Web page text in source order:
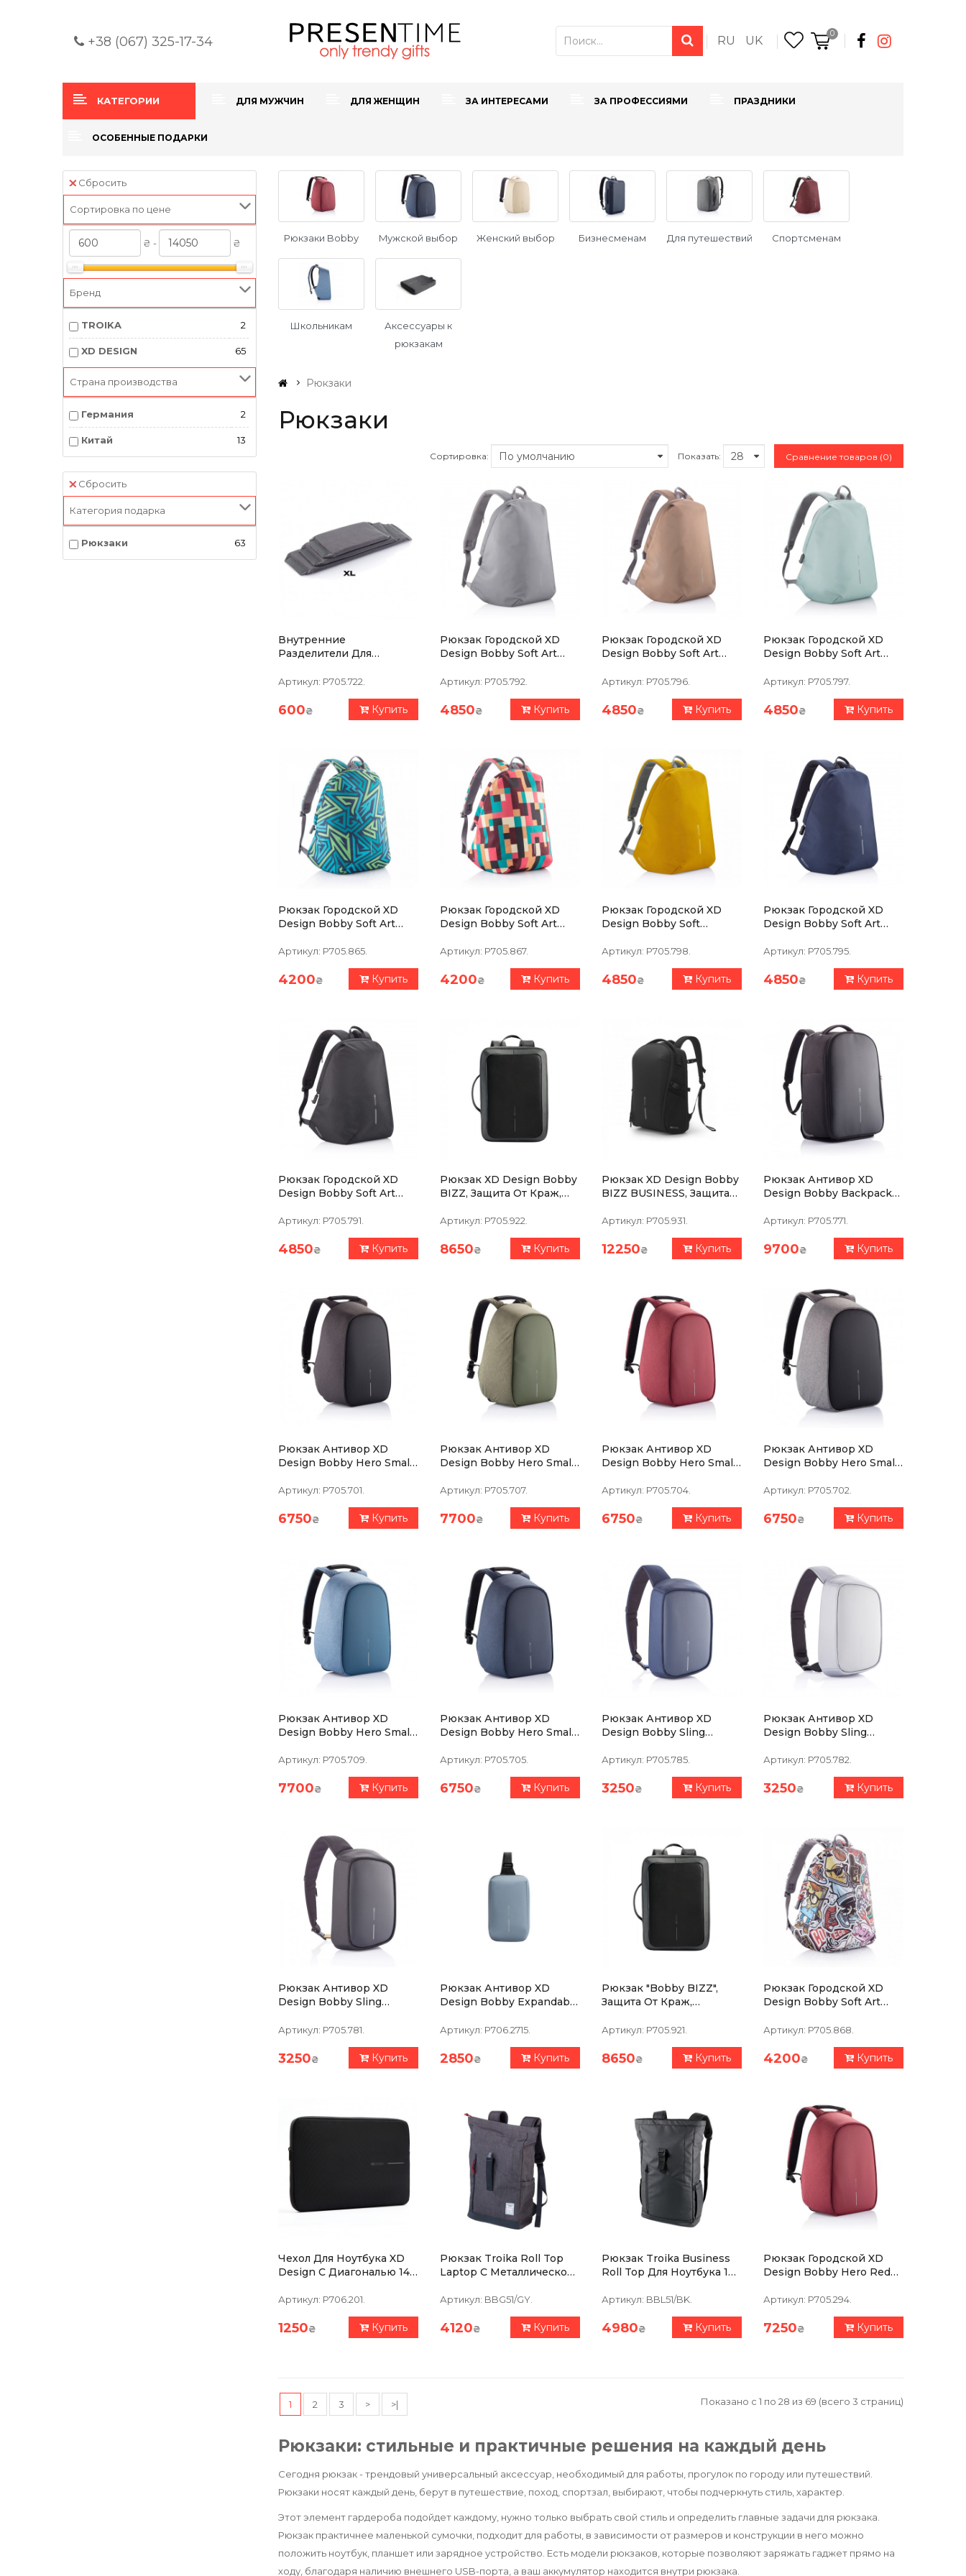
+38 (067) 325-17-34 RU UK
0
КАТЕГОРИИ ДЛЯ МУЖЧИН ДЛЯ ЖЕНЩИН ЗА ИНТЕРЕСАМИ ЗА ПРОФЕССИЯМИ ПРАЗДНИКИ
ОСОБЕННЫЕ ПОДАРКИ
Сбросить
Сортировка по цене
₴ - ₴
Бренд
TROIKA 2
XD DESIGN 65
Страна производства
Германия 2
Китай 13
Сбросить
Категория подарка
Рюкзаки 63
Рюкзаки Bobby Mужской выбор Женский выбор Бизнесменам Для путешествий Спортсменам
Школьникам
Аксессуары к
рюкзакам
Рюкзаки
Рюкзаки
Сортировка: Показать: Сравнение товаров (0)
Внутренние
Разделители Для
Артикул: P705.722.
600₴ Купить
Рюкзак Городской XD
Design Bobby Soft Art
Артикул: P705.792.
4850₴ Купить
Рюкзак Городской XD
Design Bobby Soft Art
Артикул: P705.796.
4850₴ Купить
Рюкзак Городской XD
Design Bobby Soft Art
Артикул: P705.797.
4850₴ Купить
Рюкзак Городской XD
Design Bobby Soft Art
Артикул: P705.865.
4200₴ Купить
Рюкзак Городской XD
Design Bobby Soft Art
Артикул: P705.867.
4200₴ Купить
Рюкзак Городской XD
Design Bobby Soft
Артикул: P705.798.
4850₴ Купить
Рюкзак Городской XD
Design Bobby Soft Art
Артикул: P705.795.
4850₴ Купить
Рюкзак Городской XD
Design Bobby Soft Art
Артикул: P705.791.
4850₴ Купить
Рюкзак ХD Design Bobby
BIZZ, Защита От Краж,
Артикул: P705.922.
8650₴ Купить
Рюкзак XD Design Bobby
BIZZ BUSINESS, Защита
Черный
Артикул: P705.931.
12250₴ Купить
Рюкзак Антивор XD
Design Bobby Backpack
Артикул: P705.771.
9700₴ Купить
Рюкзак Антивор XD
Design Bobby Hero Small
Артикул: P705.701.
6750₴ Купить
Рюкзак Антивор XD
Design Bobby Hero Small
Артикул: P705.707.
7700₴ Купить
Рюкзак Антивор XD
Design Bobby Hero Small
Артикул: P705.704.
6750₴ Купить
Рюкзак Антивор XD
Design Bobby Hero Small
Артикул: P705.702.
6750₴ Купить
Рюкзак Антивор XD
Design Bobby Hero Small
Артикул: P705.709.
7700₴ Купить
Рюкзак Антивор XD
Design Bobby Hero Small
Артикул: P705.705.
6750₴ Купить
Рюкзак Антивор XD
Design Bobby Sling
Артикул: P705.785.
3250₴ Купить
Рюкзак Антивор XD
Design Bobby Sling
Артикул: P705.782.
3250₴ Купить
Рюкзак Антивор XD
Design Bobby Sling
Артикул: P705.781.
3250₴ Купить
Рюкзак Антивор XD
Design Bobby Expandable
Артикул: P706.2715.
2850₴ Купить
Рюкзак "Bobby BIZZ",
Защита От Краж,
Артикул: P705.921.
8650₴ Купить
Рюкзак Городской XD
Design Bobby Soft Art
Артикул: P705.868.
4200₴ Купить
Чехол Для Ноутбука XD
Design С Диагональю 14
Артикул: P706.201.
1250₴ Купить
Рюкзак Troika Roll Top
Laptop С Металлической
Артикул: BBG51/GY.
4120₴ Купить
Рюкзак Troika Business
Roll Top Для Ноутбука 16
Артикул: BBL51/BK.
4980₴ Купить
Рюкзак Городской XD
Design Bobby Hero Red
Артикул: P705.294.
7250₴ Купить
1 2 3 > >| Показано с 1 по 28 из 69 (всего 3 страниц)
Рюкзаки: стильные и практичные решения на каждый день
Сегодня рюкзак - трендовый универсальный аксессуар, необходимый для работы, прогулок по городу или путешествий.
Рюкзаки носят каждый день, берут в путешествие, поход, спортзал, выбирают, чтобы подчеркнуть стиль, характер.
Этот элемент гардероба подойдет каждому, нужно только выбрать свой стиль и определить главные задачи для рюкзака.
Рюкзак практичнее маленькой сумочки, подходит для работы, в зависимости от размеров и конструкции в него можно
положить ноутбук, планшет или зарядное устройство. Есть модели рюкзаков, которые позволяют заряжать гаджет прямо на
ходу, благодаря наличию внешнего USB-порта, а ваш аккумулятор находится внутри рюкзака.